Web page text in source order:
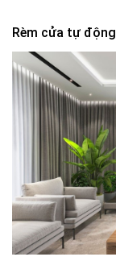
Rèm cửa tự động